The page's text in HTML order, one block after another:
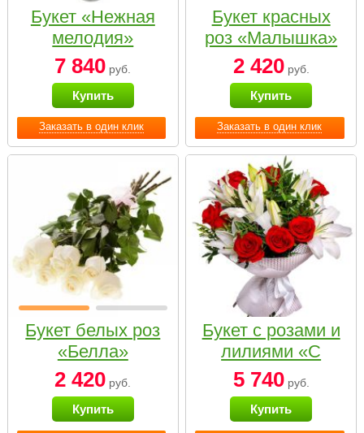
Заказать в один клик
Букет «Нежная
мелодия»
7 840 руб.
Купить
Заказать в один клик
Букет красных
роз «Малышка»
2 420руб.
Купить
Букет белых роз
«Белла»
2 420 руб.
Купить
Букет с розами и
лилиями «С
наилучшими
пожеланиями»
5 740руб.
Купить